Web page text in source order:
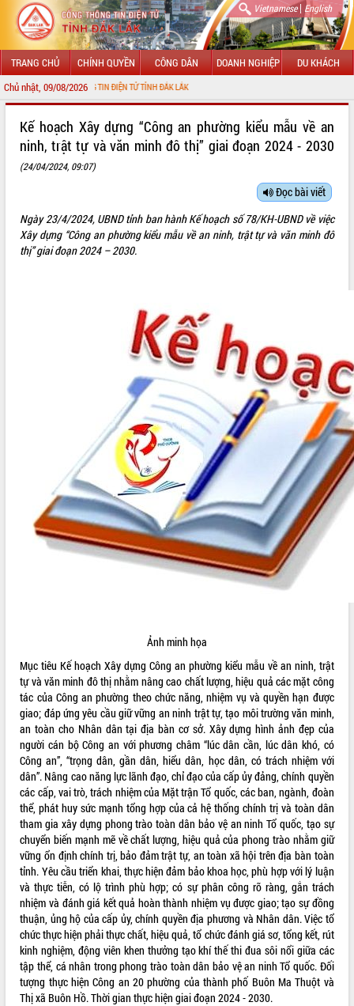
Vietnamese| English
TRANG CHỦ CHÍNH QUYỀN CÔNG DÂN DOANH NGHIỆP DU KHÁCH
Chủ nhật, 09/08/2026
THÔNG TIN ĐIỆN TỬ TỈNH ĐẮK LẮK
LÃNH ĐẠO UBND TỈNH
SỞ, BAN, NGÀNH
UBND CÁC XÃ, PHƯỜNG
VIDEO
Không có file video nào để phát.
ALBUM ẢNH
LIÊN KẾT WEB
Kế hoạch Xây dựng “Công an phường kiểu mẫu về an
ninh, trật tự và văn minh đô thị” giai đoạn 2024 - 2030
(24/04/2024, 09:07)
Đọc bài viết
Ngày 23/4/2024, UBND tỉnh ban hành Kế hoạch số 78/KH-UBND về việc
Xây dựng “Công an phường kiểu mẫu về an ninh, trật tự và văn minh đô
thị” giai đoạn 2024 – 2030.
Ảnh minh họa
Mục tiêu Kế hoạch Xây dựng Công an phường kiểu mẫu về an ninh, trật
tự và văn minh đô thị nhằm nâng cao chất lượng, hiệu quả các mặt công
tác của Công an phường theo chức năng, nhiệm vụ và quyền hạn được
giao; đáp ứng yêu cầu giữ vững an ninh trật tự, tạo môi trường văn minh,
an toàn cho Nhân dân tại địa bàn cơ sở. Xây dựng hình ảnh đẹp của
người cán bộ Công an với phương châm “lúc dân cần, lúc dân khó, có
Công an”, “trọng dân, gần dân, hiểu dân, học dân, có trách nhiệm với
dân”. Nâng cao năng lực lãnh đạo, chỉ đạo của cấp ủy đảng, chính quyền
các cấp, vai trò, trách nhiệm của Mặt trận Tổ quốc, các ban, ngành, đoàn
thể, phát huy sức mạnh tổng hợp của cả hệ thống chính trị và toàn dân
tham gia xây dựng phong trào toàn dân bảo vệ an ninh Tổ quốc, tạo sự
chuyển biến mạnh mẽ về chất lượng, hiệu quả của phong trào nhằm giữ
vững ổn định chính trị, bảo đảm trật tự, an toàn xã hội trên địa bàn toàn
tỉnh. Yêu cầu triển khai, thực hiện đảm bảo khoa học, phù hợp với lý luận
và thực tiễn, có lộ trình phù hợp; có sự phân công rõ ràng, gắn trách
nhiệm và đánh giá kết quả hoàn thành nhiệm vụ được giao; tạo sự đồng
thuận, ủng hộ của cấp ủy, chính quyền địa phương và Nhân dân. Việc tổ
chức thực hiện phải thực chất, hiệu quả, tổ chức đánh giá sơ, tổng kết, rút
kinh nghiệm, động viên khen thưởng tạo khí thế thi đua sôi nổi giữa các
tập thể, cá nhân trong phong trào toàn dân bảo vệ an ninh Tổ quốc. Đối
tượng thực hiện Công an 20 phường của thành phố Buôn Ma Thuột và
Thị xã Buôn Hồ. Thời gian thực hiện giai đoạn 2024 - 2030.